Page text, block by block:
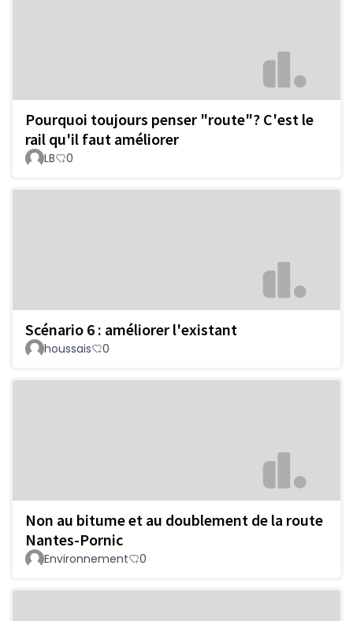
Pourquoi toujours penser "route"? C'est le
rail qu'il faut améliorer
LB 0
Scénario 6 : améliorer l'existant
houssais 0
Non au bitume et au doublement de la route
Nantes-Pornic
Environnement 0